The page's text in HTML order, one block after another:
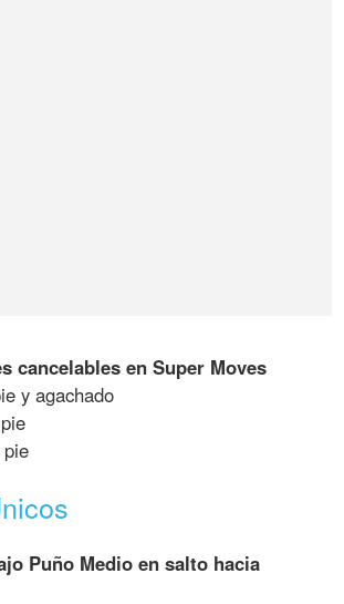
cancelables en Super Moves
y agachado
Puño Medio en salto hacia